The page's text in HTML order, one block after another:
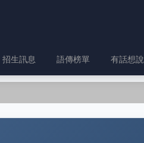
招生訊息 語傳榜單 有話想說